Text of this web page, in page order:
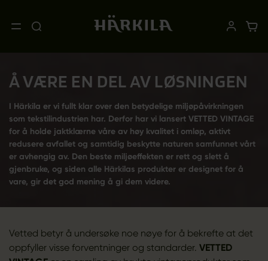
Å VÆRE EN DEL AV LØSNINGEN
I Härkila er vi fullt klar over den betydelige miljøpåvirkningen
som tekstilindustrien har. Derfor har vi lansert VETTED VINTAGE
for å holde jaktklærne våre av høy kvalitet i omløp, aktivt
redusere avfallet og samtidig beskytte naturen samfunnet vårt
er avhengig av. Den beste miljøeffekten er rett og slett å
gjenbruke, og siden alle Härkilas produkter er designet for å
vare, gir det god mening å gi dem videre.
Vetted betyr å undersøke noe nøye for å bekrefte at det
oppfyller visse forventninger og standarder. VETTED